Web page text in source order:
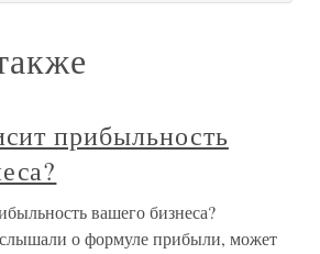
прибыльность
вашего бизнеса?
о формуле прибыли, может